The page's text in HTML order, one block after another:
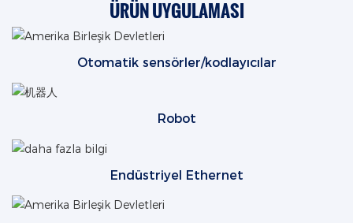
ÜRÜN UYGULAMASI
Otomatik sensörler/kodlayıcılar
Robot
Endüstriyel Ethernet